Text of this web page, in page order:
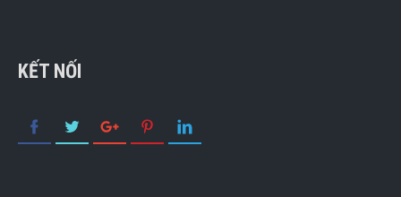
KẾT NỐI